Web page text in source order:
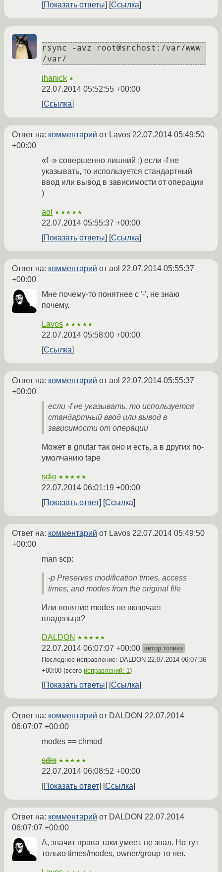
Показать ответы
Ссылка
rsync -avz root@srchost:/var/www
ihanick ★
22.07.2014 05:52:55 +00:00
Ссылка
Ответ на: комментарий от Lavos 22.07.2014 05:49:50
+00:00
«f -» совершенно лишний ;) если -f не
указывать, то используется стандартный
ввод или вывод в зависимости от операции
)
aol ★★★★★
22.07.2014 05:55:37 +00:00
Показать ответы
Ссылка
Ответ на: комментарий от aol 22.07.2014 05:55:37
+00:00
Мне почему-то понятнее с '-', не знаю
почему.
Lavos ★★★★★
22.07.2014 05:58:00 +00:00
Ссылка
Ответ на: комментарий от aol 22.07.2014 05:55:37
+00:00
если -f не указывать, то используется
стандартный ввод или вывод в
зависимости от операции
Может в gnutar так оно и есть, а в других по-
умолчанию tape
sdio ★★★★★
22.07.2014 06:01:19 +00:00
Показать ответ
Ссылка
Ответ на: комментарий от Lavos 22.07.2014 05:49:50
+00:00
man scp:
-p Preserves modification times, access
times, and modes from the original file
Или понятие modes не включает
владельца?
DALDON ★★★★★
22.07.2014 06:07:07 +00:00 автор топика
Последнее исправление: DALDON 22.07.2014 06:07:36
+00:00 (всего исправлений: 1)
Показать ответы Ссылка
Ответ на: комментарий от DALDON 22.07.2014
06:07:07 +00:00
modes == chmod
sdio ★★★★★
22.07.2014 06:08:52 +00:00
Показать ответ
Ссылка
Ответ на: комментарий от DALDON 22.07.2014
06:07:07 +00:00
А, значит права таки умеет, не знал. Но тут
только times/modes, owner/group то нет.